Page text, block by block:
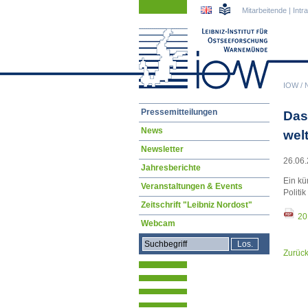
IOW/
Mitarbeitende |
Ein
Zurück
Navigation
Pressemitteilungen
News
Newsletter
Jahresberichte
Veranstaltungen & Events
Zeitschrift "Leibniz Nordost"
Webcam